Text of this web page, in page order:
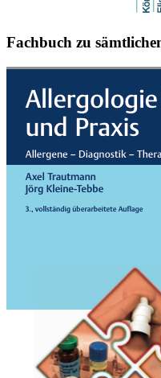
Fachbuch zu